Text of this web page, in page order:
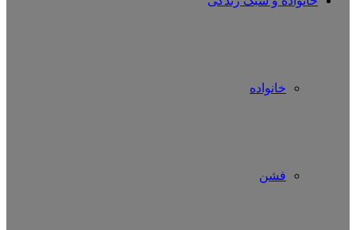
خانواده
فشن